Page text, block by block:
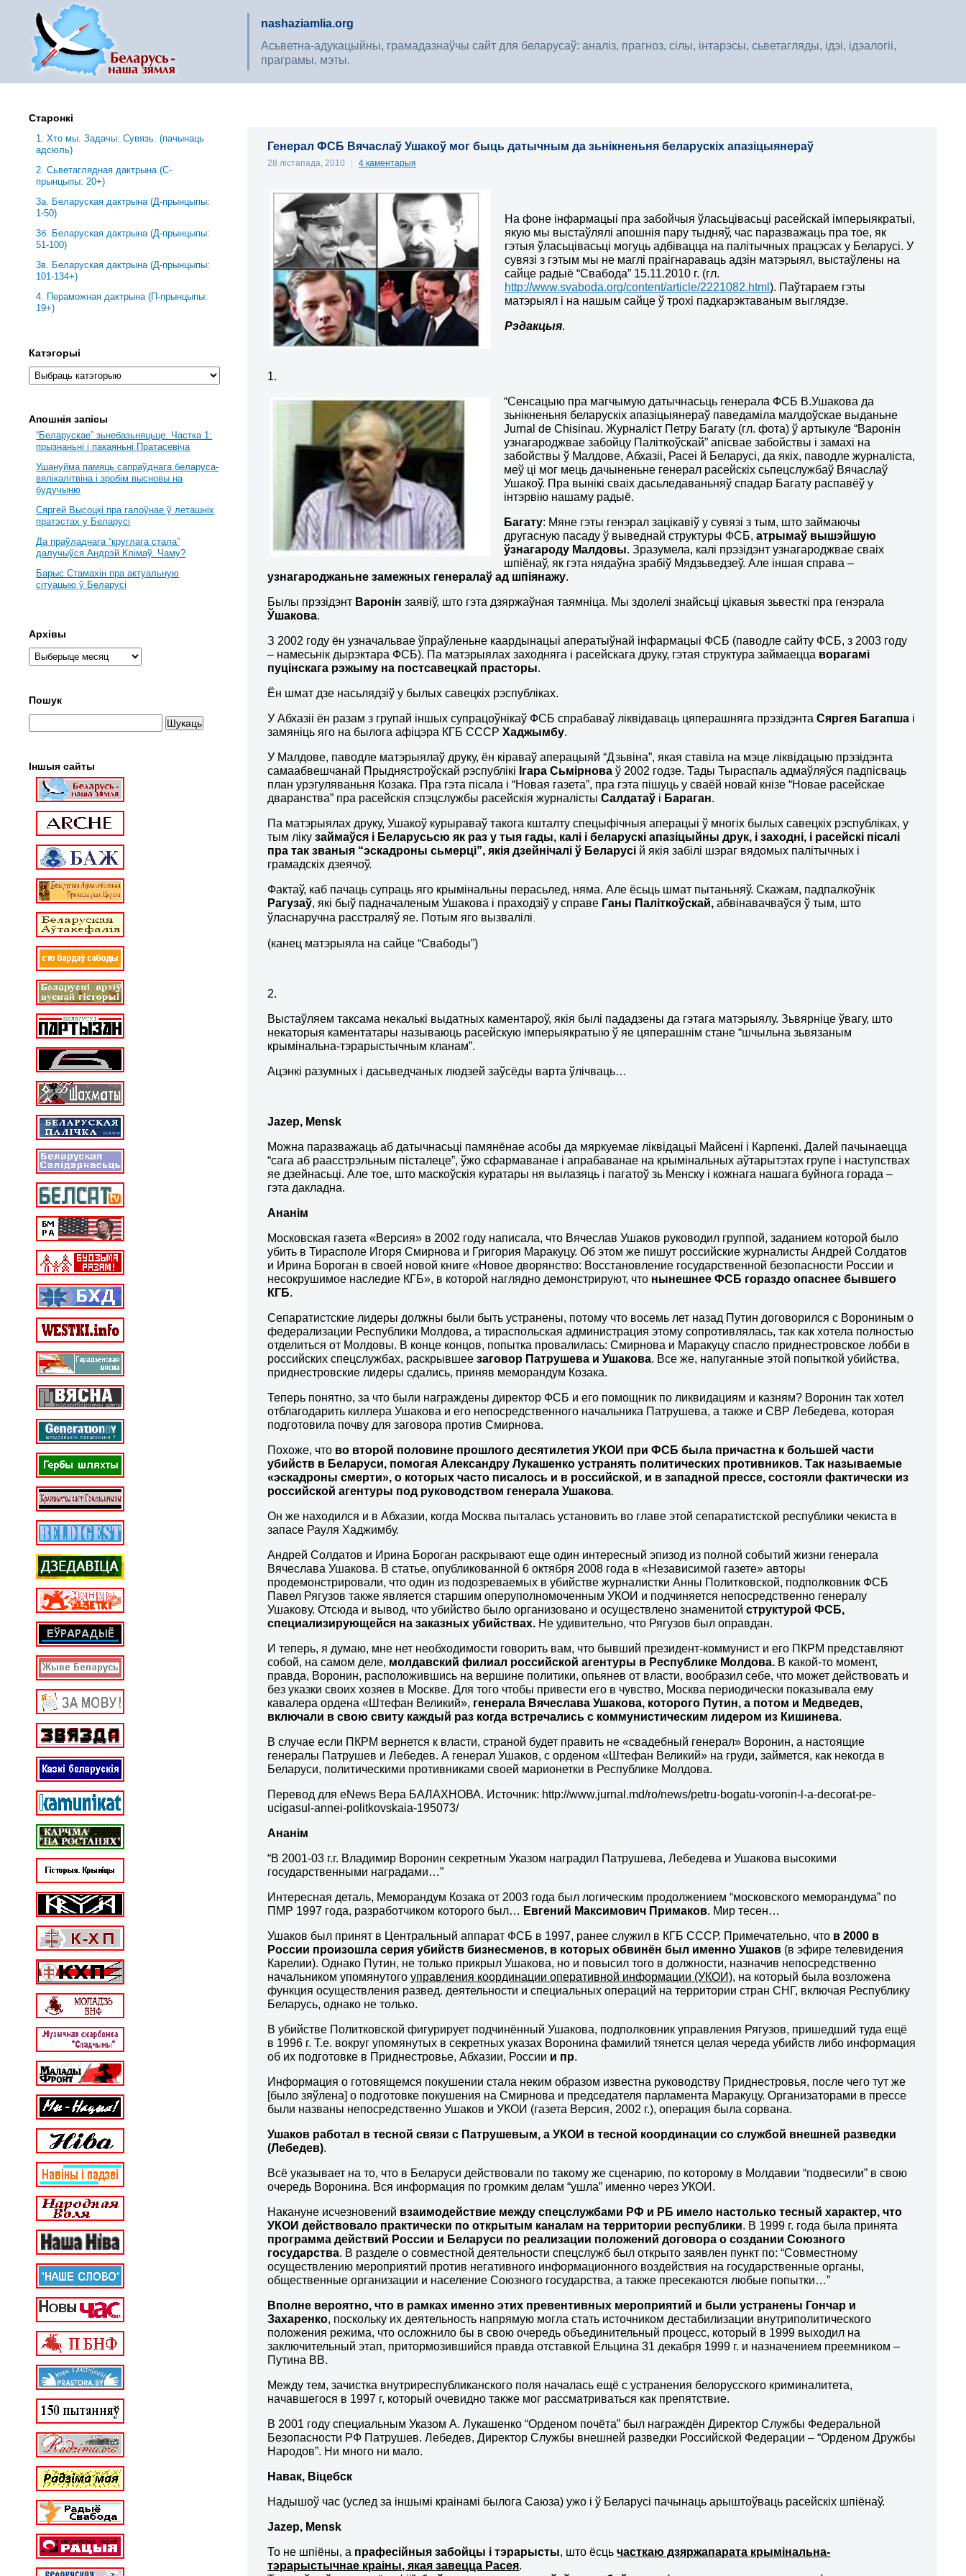
nashaziamlia.org
Асьветна-адукацыйны, грамадазнаўчы сайт для беларусаў: аналіз, прагноз, сілы, інтарэсы, сьветагляды, ідэі, ідэалогіі,
праграмы, мэты.
Генерал ФСБ Вячаслаў Ушакоў мог быць датычным да зьнікненьня беларускіх апазіцыянераў
28 лістапада, 2010 | 4 каментарыя
На фоне інфармацыі пра забойчыя ўласьцівасьці расейскай імперыякратыі,
якую мы выстаўлялі апошнія пару тыдняў, час паразважаць пра тое, як
гэтыя ўласьцівасьці могуць адбівацца на палітычных працэсах у Беларусі. У
сувязі з гэтым мы не маглі праігнараваць адзін матэрыял, выстаўлены на
сайце радыё “Свабода” 15.11.2010 г. (гл.
http://www.svaboda.org/content/article/2221082.html). Паўтараем гэты
матэрыял і на нашым сайце ў трохі падкарэктаваным выглядзе.
Рэдакцыя.
1.
“Сенсацыю пра магчымую датычнасьць генерала ФСБ В.Ушакова да
зьнікненьня беларускіх апазіцыянераў паведаміла малдоўскае выданьне
Jurnal de Chisinau. Журналіст Петру Багату (гл. фота) ў артыкуле “Варонін
узнагароджвае забойцу Паліткоўскай” апісвае забойствы і замахі на
забойствы ў Малдове, Абхазіі, Расеі й Беларусі, да якіх, паводле журналіста,
меў ці мог мець дачыненьне генерал расейскіх сьпецслужбаў Вячаслаў
Ушакоў. Пра вынікі сваіх дасьледаваньняў спадар Багату распавёў у
інтэрвію нашаму радыё.
Багату: Мяне гэты генэрал зацікавіў у сувязі з тым, што займаючы
другасную пасаду ў выведнай структуры ФСБ,атрымаў вышэйшую
ўзнагароду Малдовы. Зразумела, калі прэзідэнт узнагароджвае сваіх
шпіёнаў, як гэта нядаўна зрабіў Мядзьведзеў. Але іншая справа –
узнагароджаньне замежных генералаў ад шпіянажу.
Былы прэзідэнт Варонін заявіў, што гэта дзяржаўная таямніца. Мы здолелі знайсьці цікавыя зьвесткі пра генэрала
Ўшакова.
З 2002 году ён узначальвае ўпраўленьне каардынацыі аператыўнай інфармацыі ФСБ (паводле сайту ФСБ, з 2003 году
– намесьнік дырэктара ФСБ). Па матэрыялах заходняга і расейскага друку, гэтая структура займаецца ворагамі
пуцінскага рэжыму на постсавецкай прасторы.
Ён шмат дзе насьлядзіў у былых савецкіх рэспубліках.
У Абхазіі ён разам з групай іншых супрацоўнікаў ФСБ спрабаваў ліквідаваць цяперашняга прэзідэнтаСяргея Багапша і
замяніць яго на былога афіцэра КГБ СССРХаджымбу.
У Малдове, паводле матэрыялаў друку, ён кіраваў аперацыяй “Дзьвіна”, якая ставіла на мэце ліквідацыю прэзідэнта
самаабвешчанай Прыднястроўскай рэспублікі Ігара Сьмірнова ў 2002 годзе. Тады Тыраспаль адмаўляўся падпісваць
план урэгуляваньня Козака. Пра гэта пісала і “Новая газета”, пра гэта пішуць у сваёй новай кнізе “Новае расейскае
дваранства” пра расейскія спэцслужбы расейскія журналістыСалдатаў і Бараган.
Па матэрыялах друку, Ушакоў курыраваў такога кшталту спецыфічныя аперацыі ў многіх былых савецкіх рэспубліках, у
тым лікузаймаўся і Беларусьсю як раз у тыя гады, калі і беларускі апазіцыйны друк, і заходні, і расейскі пісалі
пра так званыя “эскадроны сьмерці”, якія дзейнічалі ў Беларусі й якія забілі шэраг вядомых палітычных і
грамадскіх дзеячоў.
Фактаў, каб пачаць супраць яго крымінальны перасьлед, няма. Але ёсьць шмат пытаньняў. Скажам, падпалкоўнік
Рагузаў, які быў падначаленым Ушакова і праходзіў у справе Ганы Паліткоўскай, абвінавачваўся ў тым, што
ўласнаручна расстраляў яе. Потым яго вызвалілі
(канец матэрыяла на сайце “Свабоды”)
2.
Выстаўляем таксама некалькі выдатных каментароў, якія былі пададзены да гэтага матэрыялу. Зьвярніце ўвагу, што
некаторыя каментатары называюць расейскую імперыякратыю ў яе цяперашнім стане “шчыльна зьвязаным
крымінальна-тэрарыстычным кланам”.
Ацэнкі разумных і дасьведчаных людзей заўсёды варта ўлічваць…
Jazep, Mensk
Можна паразважаць аб датычнасьці памянёнае асобы да мяркуемае ліквідацыі Майсені і Карпенкі. Далей пачынаецца
“сага аб раасстрэльным пісталеце”, ўжо сфармаванае і апрабаванае на крымінальных аўтарытэтах групе і наступствах
яе дзейнасьці. Але тое, што маскоўскія куратары ня вылазяць і пагатоў зь Менску і кожнага нашага буйнога горада –
гэта дакладна.
Ананім
Московская газета «Версия» в 2002 году написала, что Вячеслав Ушаков руководил группой, заданием которой было
убить в Тирасполе Игоря Смирнова и Григория Маракуцу. Об этом же пишут российские журналисты Андрей Солдатов
и Ирина Бороган в своей новой книге «Новое дворянство: Восстановление государственной безопасности России и
несокрушимое наследие КГБ», в которой наглядно демонстрируют, что нынешнее ФСБ гораздо опаснее бывшего
КГБ.
Сепаратистские лидеры должны были быть устранены, потому что восемь лет назад Путин договорился с Ворониным о
федерализации Республики Молдова, а тираспольская администрация этому сопротивлялась, так как хотела полностью
отделиться от Молдовы. В конце концов, попытка провалилась: Смирнова и Маракуцу спасло приднестровское лобби в
российских спецслужбах, раскрывшее заговор Патрушева и Ушакова. Все же, напуганные этой попыткой убийства,
приднестровские лидеры сдались, приняв меморандум Козака.
Теперь понятно, за что были награждены директор ФСБ и его помощник по ликвидациям и казням? Воронин так хотел
отблагодарить киллера Ушакова и его непосредственного начальника Патрушева, а также и СВР Лебедева, которая
подготовила почву для заговора против Смирнова.
Похоже, что во второй половине прошлого десятилетия УКОИ при ФСБ была причастна к большей части
убийств в Беларуси, помогая Александру Лукашенко устранять политических противников. Так называемые
«эскадроны смерти», о которых часто писалось и в российской, и в западной прессе, состояли фактически из
российской агентуры под руководством генерала Ушакова.
Он же находился и в Абхазии, когда Москва пыталась установить во главе этой сепаратистской республики чекиста в
запасе Рауля Хаджимбу.
Андрей Солдатов и Ирина Бороган раскрывают еще один интересный эпизод из полной событий жизни генерала
Вячеслава Ушакова. В статье, опубликованной 6 октября 2008 года в «Независимой газете» авторы
продемонстрировали, что один из подозреваемых в убийстве журналистки Анны Политковской, подполковник ФСБ
Павел Рягузов также является старшим оперуполномоченным УКОИ и подчиняется непосредственно генералу
Ушакову. Отсюда и вывод, что убийство было организовано и осуществлено знаменитойструктурой ФСБ,
специализирующейся на заказных убийствах. Не удивительно, что Рягузов был оправдан.
И теперь, я думаю, мне нет необходимости говорить вам, что бывший президент-коммунист и его ПКРМ представляют
собой, на самом деле, молдавский филиал российской агентуры в Республике Молдова. В какой-то момент,
правда, Воронин, расположившись на вершине политики, опьянев от власти, вообразил себе, что может действовать и
без указки своих хозяев в Москве. Для того чтобы привести его в чувство, Москва периодически показывала ему
кавалера ордена «Штефан Великий», генерала Вячеслава Ушакова, которого Путин, а потом и Медведев,
включали в свою свиту каждый раз когда встречались с коммунистическим лидером из Кишинева.
В случае если ПКРМ вернется к власти, страной будет править не «свадебный генерал» Воронин, а настоящие
генералы Патрушев и Лебедев. А генерал Ушаков, с орденом «Штефан Великий» на груди, займется, как некогда в
Беларуси, политическими противниками своей марионетки в Республике Молдова.
Перевод для eNews Вера БАЛАХНОВА. Источник: http://www.jurnal.md/ro/news/petru-bogatu-voronin-l-a-decorat-pe-
ucigasul-annei-politkovskaia-195073/
Ананім
“В 2001-03 г.г. Владимир Воронин секретным Указом наградил Патрушева, Лебедева и Ушакова высокими
государственными наградами…”
Интересная деталь, Меморандум Козака от 2003 года был логическим продолжением “московского меморандума” по
ПМР 1997 года, разработчиком которого был… Евгений Максимович Примаков. Мир тесен…
Ушаков был принят в Центральный аппарат ФСБ в 1997, ранее служил в КГБ СССР. Примечательно, что в 2000 в
России произошла серия убийств бизнесменов, в которых обвинён был именно Ушаков (в эфире телевидения
Карелии). Однако Путин, не только прикрыл Ушакова, но и повысил того в должности, назначив непосредственно
начальником упомянутогоуправления координации оперативной информации (УКОИ), на который была возложена
функция осуществления развед. деятельности и специальных операций на территории стран СНГ, включая Республику
Беларусь, однако не только.
В убийстве Политковской фигурирует подчинённый Ушакова, подполковник управления Рягузов, пришедший туда ещё
в 1996 г. Т.е. вокруг упомянутых в секретных указах Воронина фамилий тянется целая череда убийств либо информация
об их подготовке в Приднестровье, Абхазии, России и пр.
Информация о готовящемся покушении стала неким образом известна руководству Приднестровья, после чего тут же
[было зяўлена] о подготовке покушения на Смирнова и председателя парламента Маракуцу. Организаторами в прессе
были названы непосредственно Ушаков и УКОИ (газета Версия, 2002 г.), операция была сорвана.
Ушаков работал в тесной связи с Патрушевым, а УКОИ в тесной координации со службой внешней разведки
(Лебедев).
Всё указывает на то, что в Беларуси действовали по такому же сценарию, по которому в Молдавии “подвесили” в свою
очередь Воронина. Вся информация по громким делам “ушла” именно через УКОИ.
Накануне исчезновений взаимодействие между спецслужбами РФ и РБ имело настолько тесный характер, что
УКОИ действовало практически по открытым каналам на территории республики. В 1999 г. года была принята
программа действий России и Беларуси по реализации положений договора о создании Союзного
государства. В разделе о совместной деятельности спецслужб был открыто заявлен пункт по: “Совместному
осуществлению мероприятий против негативного информационного воздействия на государственные органы,
общественные организации и население Союзного государства, а также пресекаются любые попытки…”
Вполне вероятно, что в рамках именно этих превентивных мероприятий и были устранены Гончар и
Захаренко, поскольку их деятельность напрямую могла стать источником дестабилизации внутриполитического
положения режима, что осложнило бы в свою очередь объединительный процесс, который в 1999 выходил на
заключительный этап, притормозившийся правда отставкой Ельцина 31 декабря 1999 г. и назначением преемником –
Путина ВВ.
Между тем, зачистка внутриреспубликанского поля началась ещё с устранения белорусского криминалитета,
начавшегося в 1997 г, который очевидно также мог рассматриваться как препятствие.
В 2001 году специальным Указом А. Лукашенко “Орденом почёта” был награждён Директор Службы Федеральной
Безопасности РФ Патрушев. Лебедев, Директор Службы внешней разведки Российской Федерации – “Орденом Дружбы
Народов”. Ни много ни мало.
Навак, Вiцебск
Надышоў час (услед за іншымі краінамі былога Саюза) ужо і ў Беларусі пачынаць арыштоўваць расейскіх шпіёнаў.
Jazep, Mensk
То не шпіёны, а прафесійныя забойцы і тэрарысты, што ёсцьчасткаю дзяржапарата крымінальна-
тэрарыстычнае краіны, якая завецца Расея.
Старонкі
1. Хто мы. Задачы. Сувязь. (пачынаць
адсюль)
2. Сьветаглядная дактрына (С-
прынцыпы: 20+)
3a. Беларуская дактрына (Д-прынцыпы:
1-50)
3б. Беларуская дактрына (Д-прынцыпы:
51-100)
3в. Беларуская дактрына (Д-прынцыпы:
101-134+)
4. Пераможная дактрына (П-прынцыпы:
19+)
Катэгорыі
Апошнія запісы
“Беларускае” зьнебазьняцьце. Частка 1:
прызнаньні і пакаяньні Пратасевіча
Ушануйма памяць сапраўднага беларуса-
вялікалітвіна і зробім высновы на
будучыню
Сяргей Высоцкі пра галоўнае ў леташніх
пратэстах у Беларусі
Да праўладнага “круглага стала”
далучыўся Андрэй Клімаў. Чаму?
Барыс Стамахін пра актуальную
сітуацыю ў Беларусі
Архівы
Пошук
Іншыя сайты